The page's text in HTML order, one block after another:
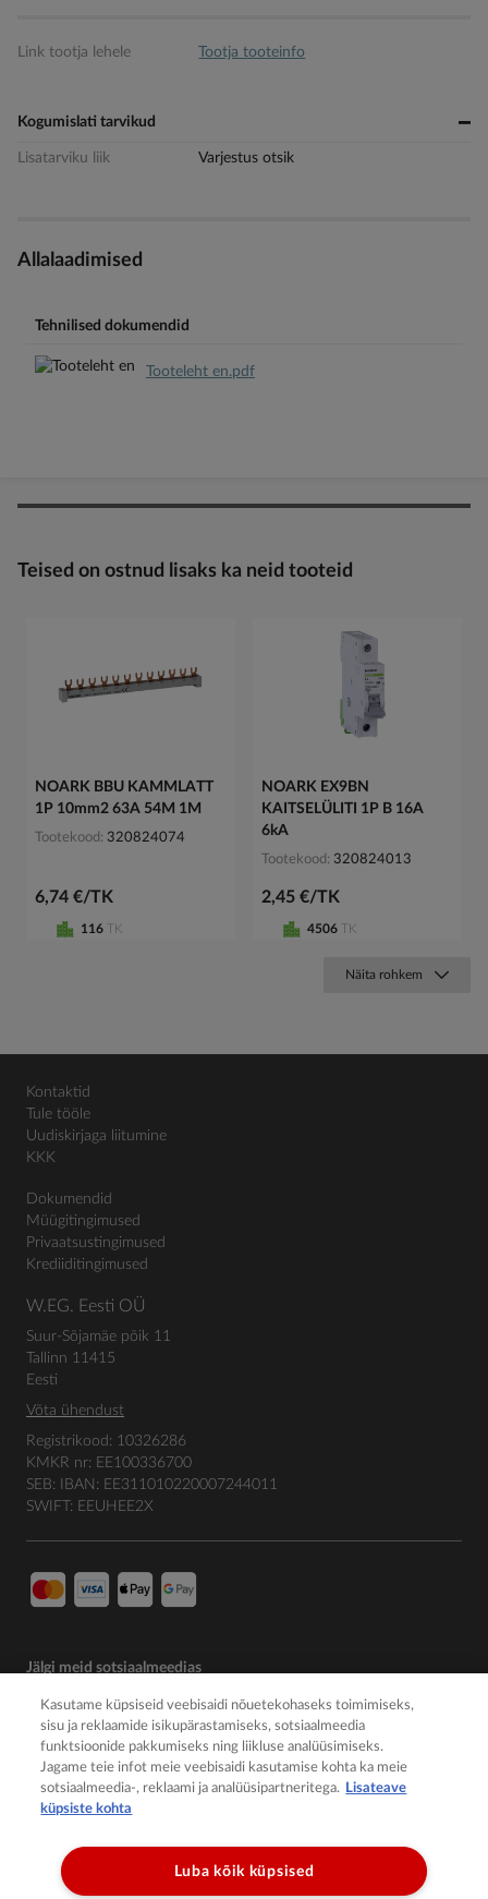
Link tootja lehele Tootja tooteinfo
Kogumislati tarvikud
Lisatarviku liik Varjestus otsik
Allalaadimised
Tehnilised dokumendid
Tooteleht en.pdf
Teised on ostnud lisaks ka neid tooteid
NOARK BBU KAMMLATT
1P 10mm2 63A 54M 1M
Tootekood 320824074
6,74 €/TK
116 TK
NOARK EX9BN
KAITSELÜLITI 1P B 16A
6kA
Tootekood 320824013
2,45 €/TK
4506 TK
Näita rohkem
Kontaktid
Tule tööle
Uudiskirjaga liitumine
KKK
Dokumendid
Müügitingimused
Privaatsustingimused
Krediiditingimused
W.EG. Eesti OÜ
Suur-Sõjamäe põik 11
Tallinn 11415
Eesti
Võta ühendust
Registrikood: 10326286
KMKR nr: EE100336700
SEB: IBAN: EE311010220007244011
SWIFT: EEUHEE2X
Jälgi meid sotsiaalmeedias
Kasutame küpsiseid veebisaidi nõuetekohaseks toimimiseks,
sisu ja reklaamide isikupärastamiseks, sotsiaalmeedia
funktsioonide pakkumiseks ning liikluse analüüsimiseks.
Jagame teie infot meie veebisaidi kasutamise kohta ka meie
sotsiaalmeedia-, reklaami ja analüüsipartneritega. Lisateave
küpsiste kohta
Luba kõik küpsised